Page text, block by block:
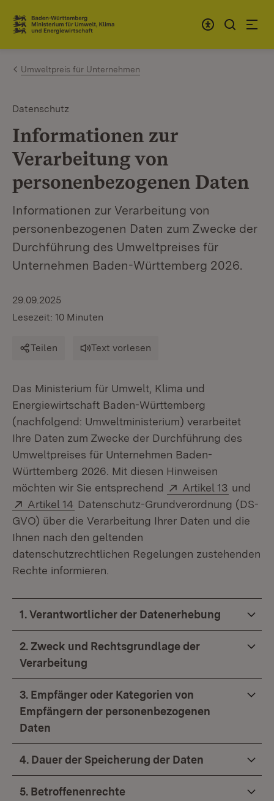
Zum Inhalt springen
Link zur Startseite
Umweltpreis für Unternehmen
Datenschutz
Informationen zur
Verarbeitung von
personenbezogenen Daten
Informationen zur Verarbeitung von
personenbezogenen Daten zum Zwecke der
Durchführung des Umweltpreises für
Unternehmen Baden-Württemberg 2026.
29.09.2025
Lesezeit: 10 Minuten
Teilen Text vorlesen
Das Ministerium für Umwelt, Klima und
Energiewirtschaft Baden-Württemberg
(nachfolgend: Umweltministerium) verarbeitet
Ihre Daten zum Zwecke der Durchführung des
Umweltpreises für Unternehmen Baden-
Württemberg 2026. Mit diesen Hinweisen
möchten wir Sie entsprechend
Extern:
Artikel 13 (Öffnet
und
Extern:
Artikel 14 (Öffnet in neuem Fenster)
Datenschutz-Grundverordnung (DS-
GVO) über die Verarbeitung Ihrer Daten und die
Ihnen nach den geltenden
datenschutzrechtlichen Regelungen zustehenden
Rechte informieren.
1. Verantwortlicher der Datenerhebung
2. Zweck und Rechtsgrundlage der
Verarbeitung
3. Empfänger oder Kategorien von
Empfängern der personenbezogenen
Daten
4. Dauer der Speicherung der Daten
5. Betroffenenrechte